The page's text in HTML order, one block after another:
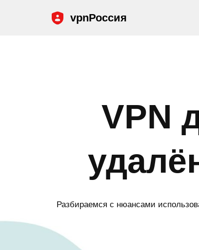
vpnРоссия
VPN
Разбираемся с нюансами